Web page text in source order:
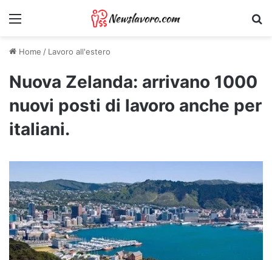
Menu
Home / Lavoro all'estero
Nuova Zelanda: arrivano 1000
nuovi posti di lavoro anche per
italiani.